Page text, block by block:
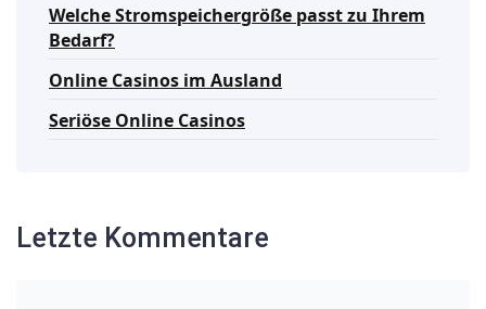
Welche Stromspeichergröße passt zu Ihrem
Bedarf?
Online Casinos im Ausland
Seriöse Online Casinos
Letzte Kommentare